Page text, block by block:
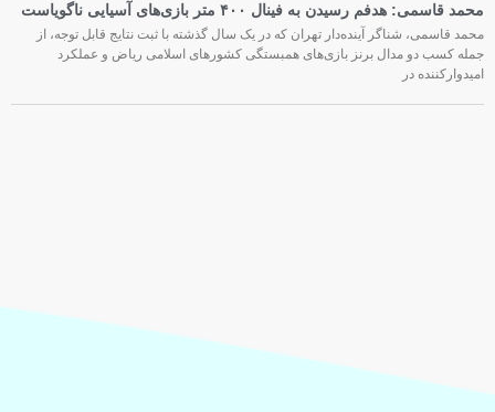
محمد قاسمی: هدفم رسیدن به فینال ۴۰۰ متر بازی‌های آسیایی ناگویاست
محمد قاسمی، شناگر آینده‌دار تهران که در یک سال گذشته با ثبت نتایج قابل توجه، از
جمله کسب دو مدال برنز بازی‌های همبستگی کشورهای اسلامی ریاض و عملکرد
امیدوارکننده در